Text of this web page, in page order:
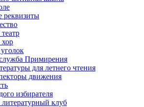
реквизиты
Примирения
для летнего чтения
движения
избирателя
клуб